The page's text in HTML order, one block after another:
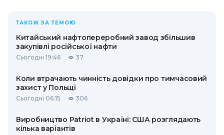
ТАКОЖ ЗА ТЕМОЮ
Китайський нафтопереробний завод збільшив
закупівлі російської нафти
Сьогодні 19:46 37
Коли втрачають чинність довідки про тимчасовий
захист у Польщі
Сьогодні 06:15 306
Виробництво Patriot в Україні: США розглядають
кілька варіантів